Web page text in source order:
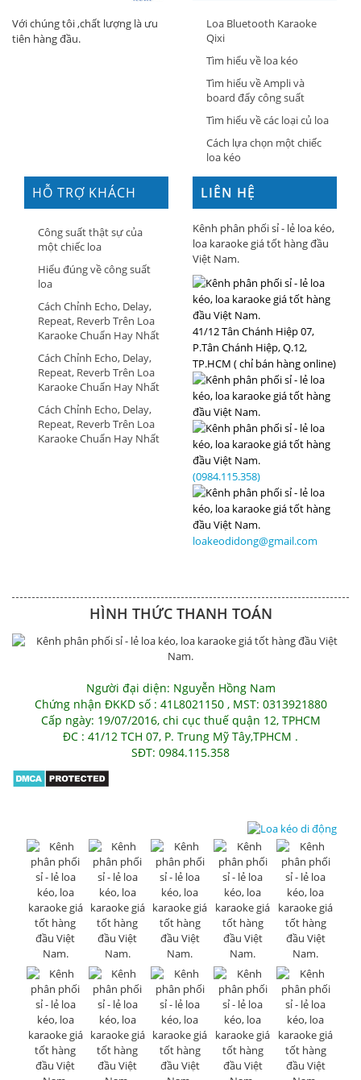
Với chúng tôi ,chất lượng là ưu
tiên hàng đầu.
Loa Bluetooth Karaoke
Qixi
Tìm hiểu về loa kéo
Tìm hiểu về Ampli và
board đẩy công suất
Tìm hiểu về các loại củ loa
Cách lựa chọn một chiếc
loa kéo
HỖ TRỢ KHÁCH
HÀNG
Công suất thật sự của
một chiếc loa
Hiểu đúng về công suất
loa
Cách Chỉnh Echo, Delay,
Repeat, Reverb Trên Loa
Karaoke Chuẩn Hay Nhất
Cách Chỉnh Echo, Delay,
Repeat, Reverb Trên Loa
Karaoke Chuẩn Hay Nhất
Cách Chỉnh Echo, Delay,
Repeat, Reverb Trên Loa
Karaoke Chuẩn Hay Nhất
LIÊN HỆ
Kênh phân phối sỉ - lẻ loa kéo,
loa karaoke giá tốt hàng đầu
Việt Nam.
41/12 Tân Chánh Hiệp 07,
P.Tân Chánh Hiệp, Q.12,
TP.HCM ( chỉ bán hàng online)
(0984.115.358)
loakeodidong@gmail.com
HÌNH THỨC THANH TOÁN
Người đại diện: Nguyễn Hồng Nam
Chứng nhận ĐKKD số : 41L8021150 , MST: 0313921880
Cấp ngày: 19/07/2016, chi cục thuế quận 12, TPHCM
ĐC : 41/12 TCH 07, P. Trung Mỹ Tây,TPHCM .
SĐT: 0984.115.358